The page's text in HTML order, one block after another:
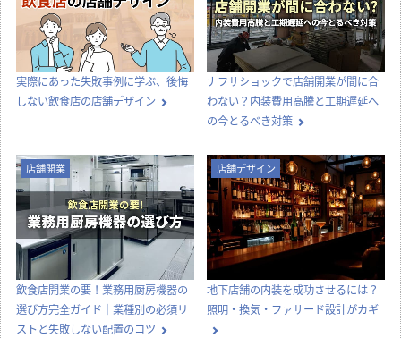
実際にあった失敗事例に学ぶ、後悔
しない飲食店の店舗デザイン
ナフサショックで店舗開業が間に合
わない？内装費用高騰と工期遅延へ
の今とるべき対策
店舗開業
飲食店開業の要！業務用厨房機器の
選び方完全ガイド｜業種別の必須リ
ストと失敗しない配置のコツ
店舗デザイン
地下店舗の内装を成功させるには？
照明・換気・ファサード設計がカギ